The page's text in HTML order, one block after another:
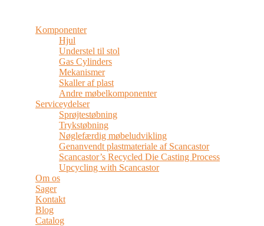
Komponenter
Hjul
Understel til stol
Gas Cylinders
Mekanismer
Skaller af plast
Andre møbelkomponenter
Serviceydelser
Sprøjtestøbning
Trykstøbning
Nøglefærdig møbeludvikling
Genanvendt plastmateriale af Scancastor
Scancastor’s Recycled Die Casting Process
Upcycling with Scancastor
Om os
Sager
Kontakt
Blog
Catalog